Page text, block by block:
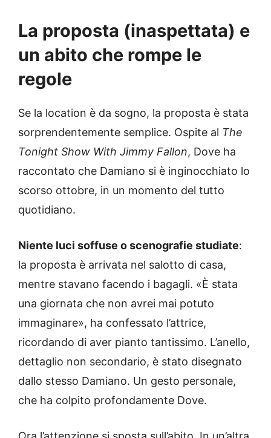
La proposta (inaspettata) e
un abito che rompe le
regole
Se la location è da sogno, la proposta è stata
sorprendentemente semplice. Ospite al The
Tonight Show With Jimmy Fallon, Dove ha
raccontato che Damiano si è inginocchiato lo
scorso ottobre, in un momento del tutto
quotidiano.
Niente luci soffuse o scenografie studiate:
la proposta è arrivata nel salotto di casa,
mentre stavano facendo i bagagli. «È stata
una giornata che non avrei mai potuto
immaginare», ha confessato l’attrice,
ricordando di aver pianto tantissimo. L’anello,
dettaglio non secondario, è stato disegnato
dallo stesso Damiano. Un gesto personale,
che ha colpito profondamente Dove.